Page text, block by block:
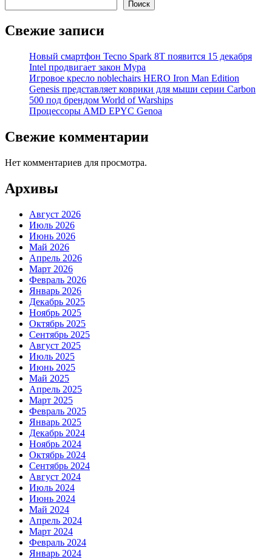
Поиск
Свежие записи
Новый смартфон Tecno Spark 8T появится 15 декабря
Intel продвигает закон Мура
Игровое кресло noblechairs HERO Iron Man Edition
Genesis представляет коврики для мыши серии Carbon
500 под брендом World of Warships
Процессоры AMD EPYC Genoa
Свежие комментарии
Нет комментариев для просмотра.
Архивы
Август 2026
Июль 2026
Июнь 2026
Май 2026
Апрель 2026
Март 2026
Февраль 2026
Январь 2026
Декабрь 2025
Ноябрь 2025
Октябрь 2025
Сентябрь 2025
Август 2025
Июль 2025
Июнь 2025
Май 2025
Апрель 2025
Март 2025
Февраль 2025
Январь 2025
Декабрь 2024
Ноябрь 2024
Октябрь 2024
Сентябрь 2024
Август 2024
Июль 2024
Июнь 2024
Май 2024
Апрель 2024
Март 2024
Февраль 2024
Январь 2024